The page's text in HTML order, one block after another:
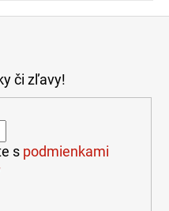
či zľavy!
s podmienkami